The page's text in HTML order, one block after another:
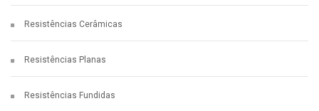
Resistências Cerâmicas
Resistências Planas
Resistências Fundidas